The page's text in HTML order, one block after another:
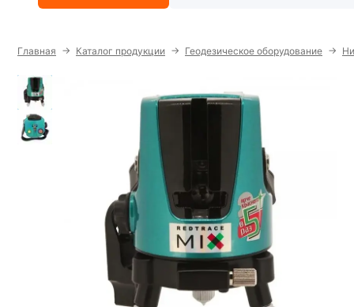
Главная → Каталог продукции → Геодезическое оборудование →